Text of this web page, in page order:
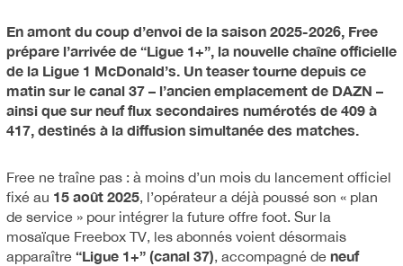
En amont du coup d’envoi de la saison 2025-2026, Free
prépare l’arrivée de “Ligue 1+”, la nouvelle chaîne officielle
de la Ligue 1 McDonald’s. Un teaser tourne depuis ce
matin sur le canal 37 – l’ancien emplacement de DAZN –
ainsi que sur neuf flux secondaires numérotés de 409 à
417, destinés à la diffusion simultanée des matches.
Free ne traîne pas : à moins d’un mois du lancement officiel
fixé au 15 août 2025, l’opérateur a déjà poussé son « plan
de service » pour intégrer la future offre foot. Sur la
mosaïque Freebox TV, les abonnés voient désormais
apparaître “Ligue 1+” (canal 37), accompagné de neuf